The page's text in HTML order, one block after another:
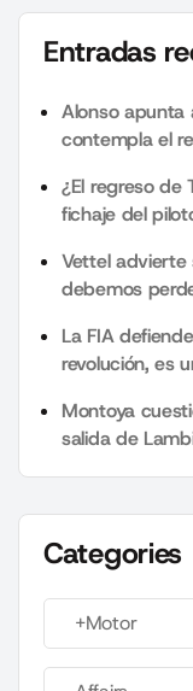
Entradas
Alonso apunta
contempla el
¿El regreso de
fichaje del
Vettel advierte
debemos
La FIA
revolución, es
Montoya
salida de
Categories
+Motor